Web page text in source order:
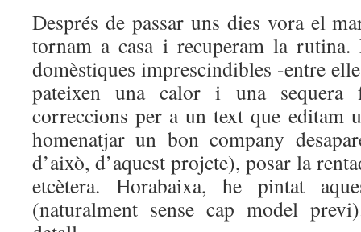
Després de passar uns dies vora el
tornam a casa i recuperam la rutina.
domèstiques imprescindibles -entre
pateixen una calor i una sequera
correccions per a un text que editam
homenatjar un bon company
d’això, d’aquest projcte), posar la
etcètera. Horabaixa, he pintat
(naturalment sense cap model